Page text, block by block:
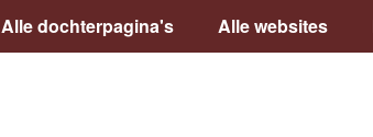
Alle dochterpagina's Alle websites